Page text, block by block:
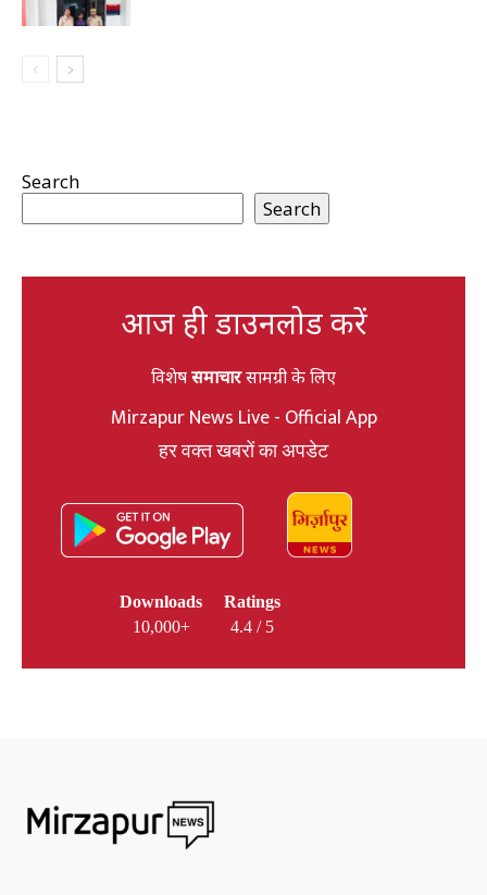
Search
Search
आज ही डाउनलोड करें
विशेषसमाचारसामग्री के लिए
Mirzapur News Live - Official App
हर वक्त खबरों का अपडेट
Downloads
10,000+
Ratings
4.4 / 5